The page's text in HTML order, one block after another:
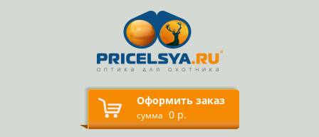
Оформить заказ
сумма 0 р.